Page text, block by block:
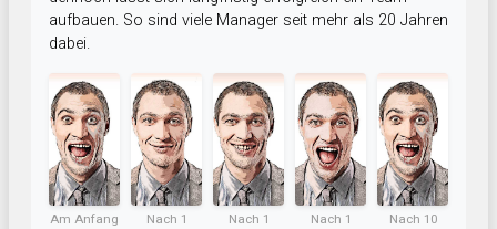
aufbauen. So sind viele Manager seit mehr als 20 Jahren
dabei.
Am Anfang
Nach 1
Nach 1
Nach 1
Nach 10